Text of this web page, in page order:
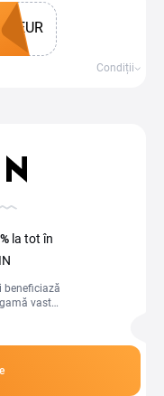
EUR
Condiții
la tot în
beneficiază
vastă